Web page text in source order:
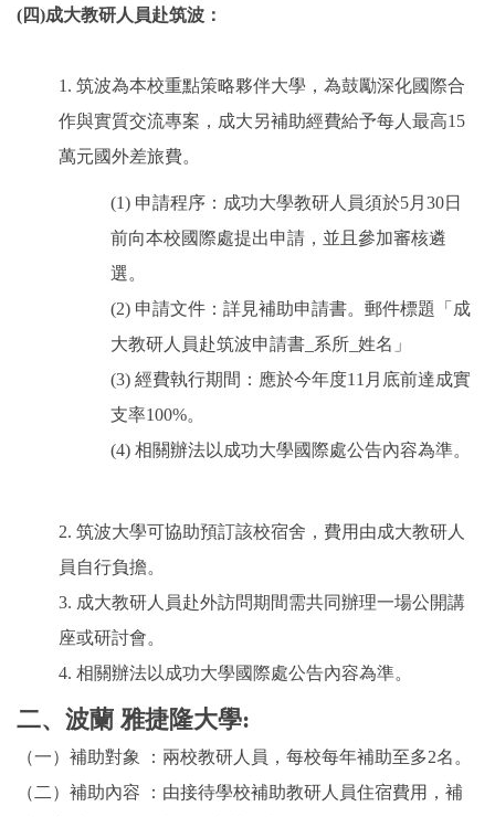
(四)成大教研人員赴筑波：
1. 筑波為本校重點策略夥伴大學，為鼓勵深化國際合
作與實質交流專案，成大另補助經費給予每人最高15
萬元國外差旅費。
(1) 申請程序：成功大學教研人員須於5月30日
前向本校國際處提出申請，並且參加審核遴
選。
(2) 申請文件：詳見補助申請書。郵件標題「成
大教研人員赴筑波申請書_系所_姓名」
(3) 經費執行期間：應於今年度11月底前達成實
支率100%。
(4) 相關辦法以成功大學國際處公告內容為準。
2. 筑波大學可協助預訂該校宿舍，費用由成大教研人
員自行負擔。
3. 成大教研人員赴外訪問期間需共同辦理一場公開講
座或研討會。
4. 相關辦法以成功大學國際處公告內容為準。
二、波蘭 雅捷隆大學:
（一）補助對象 ：兩校教研人員，每校每年補助至多2名。
（二）補助內容 ：由接待學校補助教研人員住宿費用，補